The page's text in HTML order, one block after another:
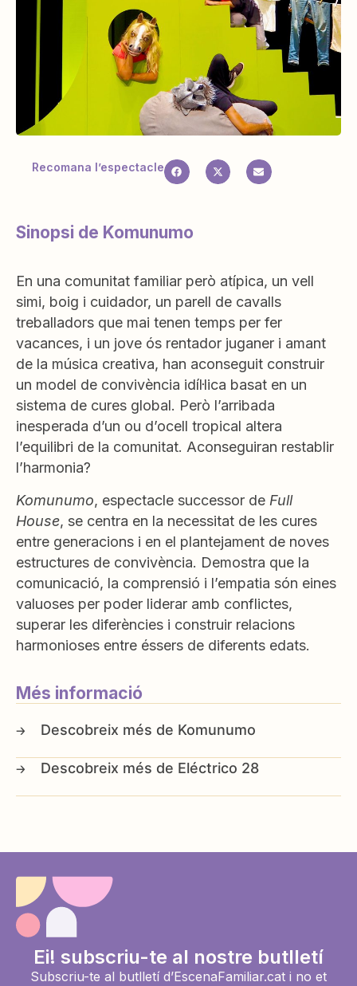
Recomana l’espectacle
Sinopsi de Komunumo
En una comunitat familiar però atípica, un vell
simi, boig i cuidador, un parell de cavalls
treballadors que mai tenen temps per fer
vacances, i un jove ós rentador juganer i amant
de la música creativa, han aconseguit construir
un model de convivència idíl·lica basat en un
sistema de cures global. Però l’arribada
inesperada d’un ou d’ocell tropical altera
l’equilibri de la comunitat. Aconseguiran restablir
l’harmonia?
Komunumo, espectacle successor de Full
House, se centra en la necessitat de les cures
entre generacions i en el plantejament de noves
estructures de convivència. Demostra que la
comunicació, la comprensió i l’empatia són eines
valuoses per poder liderar amb conflictes,
superar les diferències i construir relacions
harmonioses entre éssers de diferents edats.
Més informació
Komunumo
Eléctrico 28
Ei! subscriu-te al nostre butlletí
Subscriu-te al butlletí d’EscenaFamiliar.cat i no et